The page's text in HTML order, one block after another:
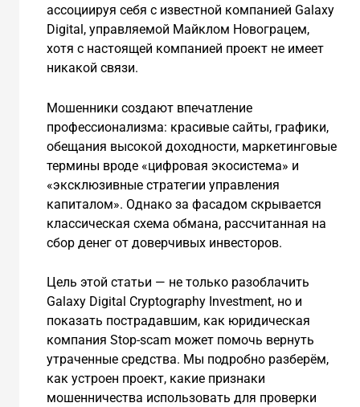
ассоциируя себя с известной компанией Galaxy
Digital, управляемой Майклом Новограцем,
хотя с настоящей компанией проект не имеет
никакой связи.
Мошенники создают впечатление
профессионализма: красивые сайты, графики,
обещания высокой доходности, маркетинговые
термины вроде «цифровая экосистема» и
«эксклюзивные стратегии управления
капиталом». Однако за фасадом скрывается
классическая схема обмана, рассчитанная на
сбор денег от доверчивых инвесторов.
Цель этой статьи — не только разоблачить
Galaxy Digital Cryptography Investment, но и
показать пострадавшим, как юридическая
компания Stop-scam может помочь вернуть
утраченные средства. Мы подробно разберём,
как устроен проект, какие признаки
мошенничества использовать для проверки